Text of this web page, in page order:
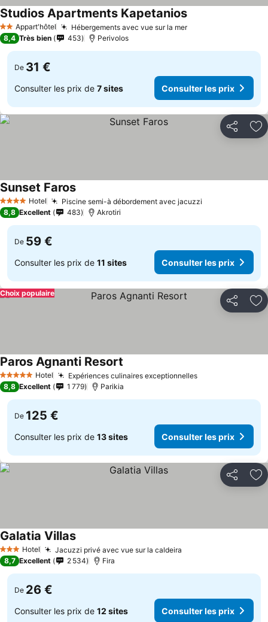
2 ÉtoilesAppart'hôtel Hébergements avec vue sur la mer
Studios Apartments Kapetanios
8,4 Très bien 453 Perivolos
De 31 €
Consulter les prix de 7 sites Consulter les prix
Partager
4 Étoiles Hotel Piscine semi-à débordement avec jacuzzi
Sunset Faros
8,8 Excellent 483 Akrotiri
De 59 €
Consulter les prix de 11 sites Consulter les prix
Partager
Choix populaire
5 Étoiles Hotel Expériences culinaires exceptionnelles
Paros Agnanti Resort
8,8 Excellent 1 779 Parikia
De 125 €
Consulter les prix de 13 sites Consulter les prix
Partager
3 ÉtoilesHotel Jacuzzi privé avec vue sur la caldeira
Galatia Villas
8,7 Excellent 2 534 Fira
De 26 €
Consulter les prix de 12 sites Consulter les prix